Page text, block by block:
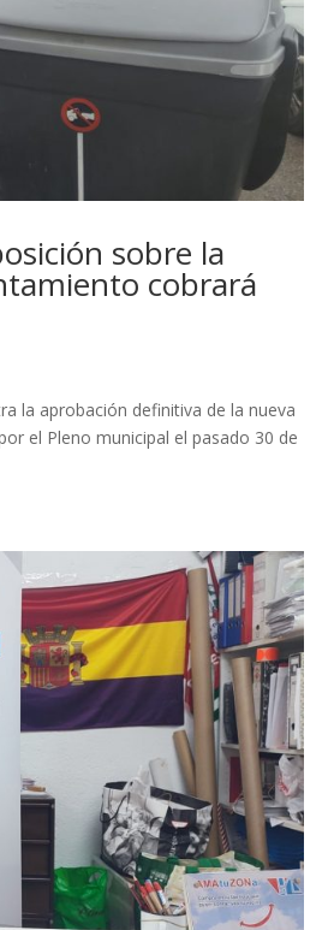
sobre la
cobrará
la aprobación definitiva de la nueva
el Pleno municipal el pasado 30 de